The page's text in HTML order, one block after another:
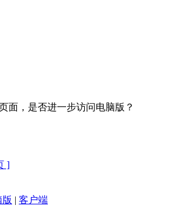
面，是否进一步访问电脑版？
]
版 | 客户端